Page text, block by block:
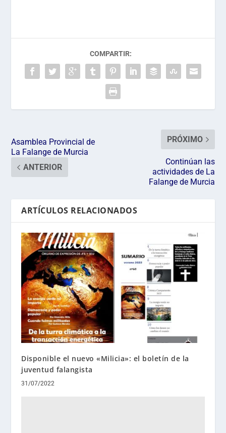
COMPARTIR:
Asamblea Provincial de
La Falange de Murcia
ANTERIOR
PRÓXIMO
Continúan las
actividades de La
Falange de Murcia
ARTÍCULOS RELACIONADOS
Disponible el nuevo «Milicia»: el boletín de la
juventud falangista
31/07/2022